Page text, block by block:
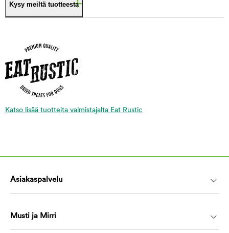
Kysy meiltä tuotteesta
Katso lisää tuotteita valmistajalta Eat Rustic
Asiakaspalvelu
Musti ja Mirri